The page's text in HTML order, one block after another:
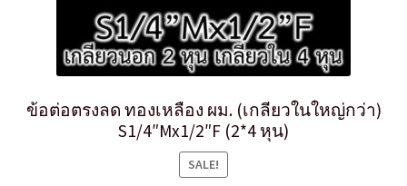
ข้อต่อตรงลด ทองเหลือง ผม. (เกลียวในใหญ่กว่า)
S1/4″Mx1/2″F (2*4 หุน)
SALE!